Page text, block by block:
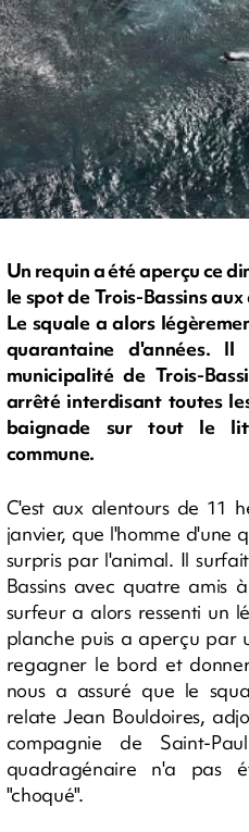
Un requin a été aperçu ce
le spot de Trois-Bassins
Le squale a alors
quarantaine d'années.
municipalité de Trois-
arrêté interdisant toutes
baignade sur tout le
commune.
C'est aux alentours de 11
janvier, que l'homme d'une
surpris par l'animal. Il
Bassins avec quatre amis
surfeur a alors ressenti un
planche puis a aperçu par
regagner le bord et
nous a assuré que le
relate Jean Bouldoires,
compagnie de Saint-
quadragénaire n'a pas
"choqué".